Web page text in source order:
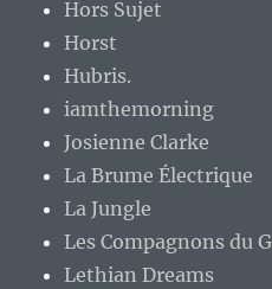
Hors Sujet
Horst
Hubris.
iamthemorning
Josienne Clarke
La Brume Électrique
La Jungle
Les Compagnons du
Lethian Dreams